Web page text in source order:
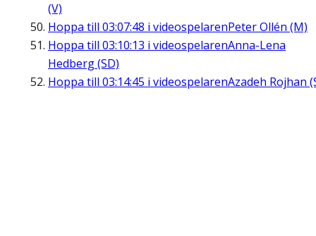
(V)
Hoppa till 03:07:48 i videospelarenPeter Ollén (M)
Hoppa till 03:10:13 i videospelarenAnna-Lena
Hedberg (SD)
Hoppa till 03:14:45 i videospelarenAzadeh Rojhan